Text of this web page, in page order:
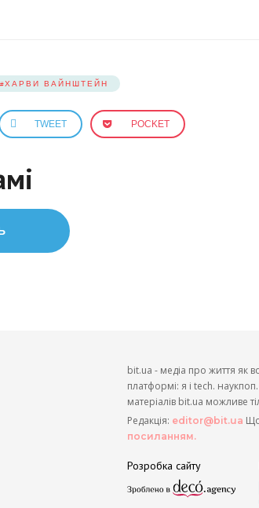
ХАРВИ ВАЙНШТЕЙН
TWEET POCKET
bit.ua - медіа про життя як
платформі: я і tech.
матеріалів bit.ua можливе
Редакція: editor@bit.ua
посиланням.
Розробка сайту